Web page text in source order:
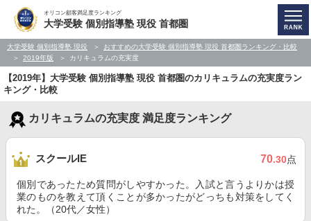
オリコン顧客満足度ランキング
大学受験 個別指導塾 現役 首都圏
大学受験 個別指導塾 現役
おすすめの大学受験 個別指導塾 現役 首都圏ランキング・比較
2019年版
カリキュラムの充実度
【2019年】大学受験 個別指導塾 現役 首都圏のカリキュラムの充実度ラン
キング・比較
カリキュラムの充実度 満足度ランキング
スクールIE 70.30点
個別であったため質問がしやすかった。入試と言うよりかは授
業のものを教えて頂くことが多かったがどっちも対策をしてく
れた。（20代／女性）